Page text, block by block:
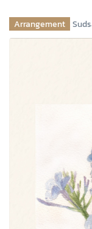
Arrangement